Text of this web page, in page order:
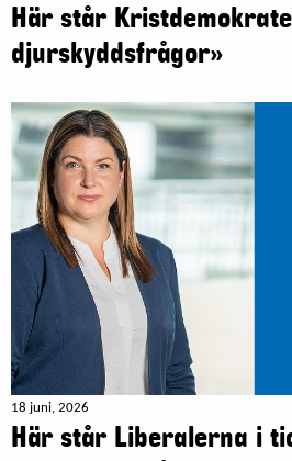
Här står
djurskyddsfrågor»
18 juni, 2026
Här står Liberalerna i